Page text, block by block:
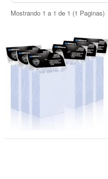
Mostrando 1 a 1 de 1 (1 Paginas)